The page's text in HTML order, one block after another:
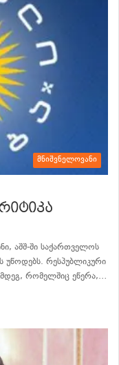
მნიშვნელოვანი
აშშ-ში საქართველოს
უწოდებს. რესპუბლიკური
რომელშიც ეწერა,…